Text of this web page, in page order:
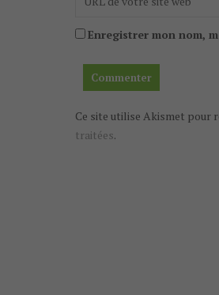
Enregistrer mon nom,
Ce site utilise Akismet pour
traitées.